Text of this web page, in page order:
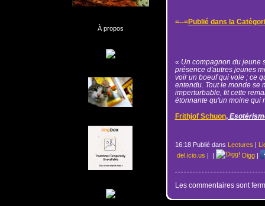
À propos
=--=Publié dans la
« Un compagnon du jeune
présence d'autres jeunes
voir un boeuf qui vole ; ce
entendu. Tout le monde se
imperturbable, fit cette
étonnante qu'un moine qui
Frithjof Schuon,
16:18 Publié dans Lectures |
del.icio.us | | Digg|
Les commentaires sont